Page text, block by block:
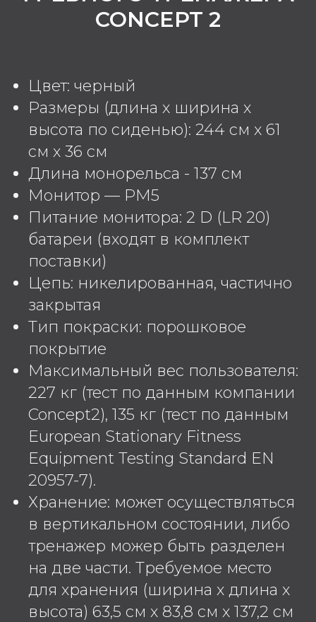
CONCEPT 2
Цвет: черный
Размеры (длина х ширина х
высота по сиденью): 244 см x 61
см х 36 см
Длина монорельса - 137 см
Монитор — PM5
Питание монитора: 2 D (LR 20)
батареи (входят в комплект
поставки)
Цепь: никелированная, частично
закрытая
Тип покраски: порошковое
покрытие
Максимальный вес пользователя:
227 кг (тест по данным компании
Concept2), 135 кг (тест по данным
European Stationary Fitness
Equipment Testing Standard EN
20957-7).
Хранение: может осуществляться
в вертикальном состоянии, либо
тренажер можер быть разделен
на две части. Требуемое место
для хранения (ширина х длина х
высота) 63,5 см х 83,8 см х 137,2 см